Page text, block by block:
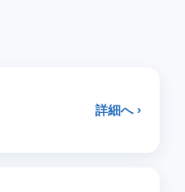
詳細へ ›